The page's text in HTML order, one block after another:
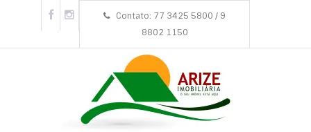
Contato: 77 3425 5800 / 9
8802 1150